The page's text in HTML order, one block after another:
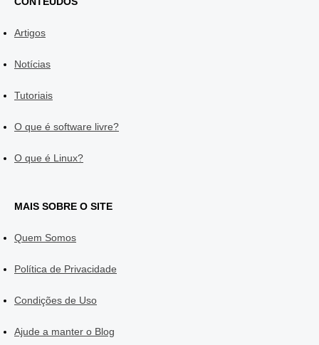
Artigos
Notícias
Tutoriais
O que é software livre?
O que é Linux?
MAIS SOBRE O SITE
Quem Somos
Política de Privacidade
Condições de Uso
Ajude a manter o Blog